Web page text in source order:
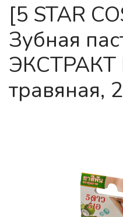
[5 STAR
Зубная
травяная,